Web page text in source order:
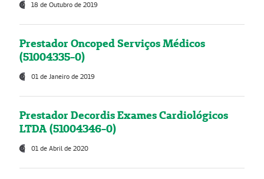
18 de Outubro de 2019
Prestador Oncoped Serviços Médicos
(51004335-0)
01 de Janeiro de 2019
Prestador Decordis Exames Cardiológicos
LTDA (51004346-0)
01 de Abril de 2020